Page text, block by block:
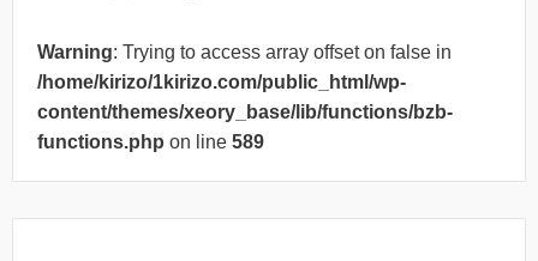
Warning: Trying to access array offset on false in
/home/kirizo/1kirizo.com/public_html/wp-
content/themes/xeory_base/lib/functions/bzb-
functions.php on line 589